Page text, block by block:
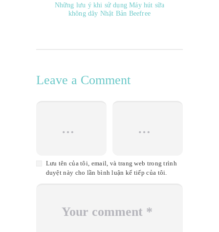
Những lưu ý khi sử dụng Máy hút sữa
không dây Nhật Bản Beefree
Leave a Comment
Lưu tên của tôi, email, và trang web trong trình
duyệt này cho lần bình luận kế tiếp của tôi.